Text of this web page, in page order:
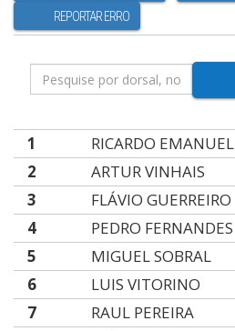
REPORTAR ERRO
1
RICARDO EMANUEL
2
ARTUR VINHAIS
3
FLÁVIO GUERREIRO
4
PEDRO FERNANDES
5
MIGUEL SOBRAL
6
LUIS VITORINO
7
RAUL PEREIRA